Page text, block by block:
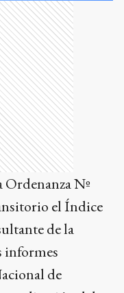
Nº
el Índice
de la
informes
de